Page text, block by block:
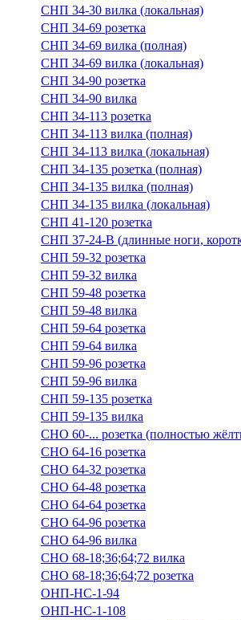
СНП 34-30 вилка (локальная)
СНП 34-69 розетка
СНП 34-69 вилка (полная)
СНП 34-69 вилка (локальная)
СНП 34-90 розетка
СНП 34-90 вилка
СНП 34-113 розетка
СНП 34-113 вилка (полная)
СНП 34-113 вилка (локальная)
СНП 34-135 розетка (полная)
СНП 34-135 вилка (полная)
СНП 34-135 вилка (локальная)
СНП 41-120 розетка
СНП 37-24-В (длинные ноги,
СНП 59-32 розетка
СНП 59-32 вилка
СНП 59-48 розетка
СНП 59-48 вилка
СНП 59-64 розетка
СНП 59-64 вилка
СНП 59-96 розетка
СНП 59-96 вилка
СНП 59-135 розетка
СНП 59-135 вилка
СНО 60-... розетка (полностью
СНО 64-16 розетка
СНО 64-32 розетка
СНО 64-48 розетка
СНО 64-64 розетка
СНО 64-96 розетка
СНО 64-96 вилка
СНО 68-18;36;64;72 вилка
СНО 68-18;36;64;72 розетка
ОНП-НС-1-94
ОНП-НС-1-108